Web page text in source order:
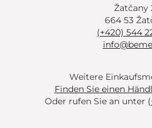
Žatčany
664 53
(+420) 544
Weitere
Finden Sie einen
Oder rufen Sie an unter